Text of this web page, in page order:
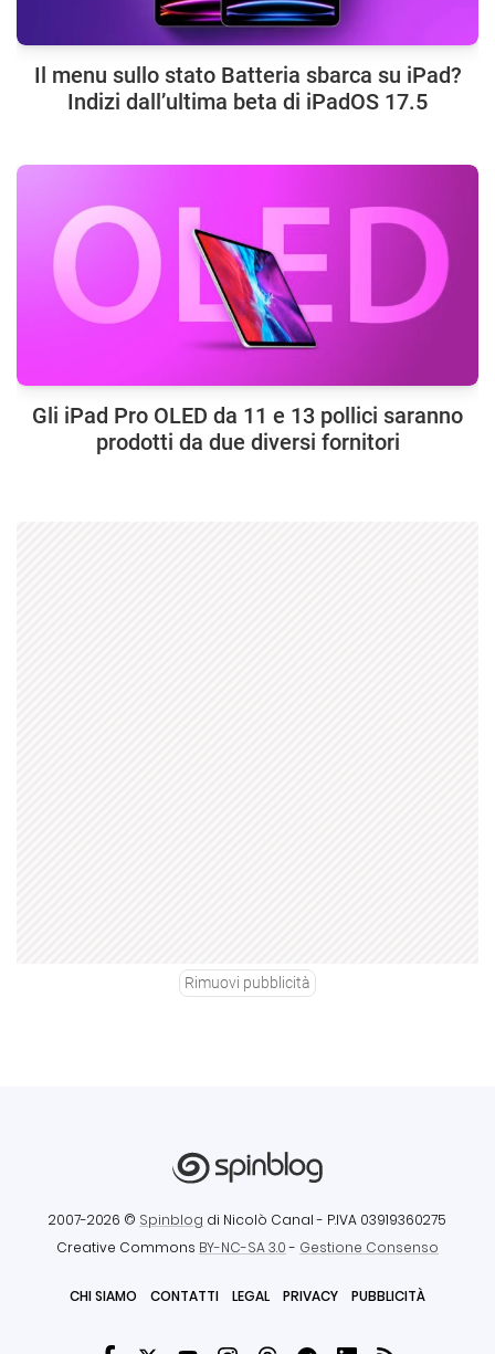
Il menu sullo stato Batteria sbarca su iPad?
Indizi dall’ultima beta di iPadOS 17.5
Gli iPad Pro OLED da 11 e 13 pollici saranno
prodotti da due diversi fornitori
Rimuovi pubblicità
2007-2026 © Spinblog di Nicolò Canal - P.IVA 03919360275
Creative Commons BY-NC-SA 3.0- Gestione Consenso
CHI SIAMO CONTATTI LEGAL PRIVACY PUBBLICITÀ